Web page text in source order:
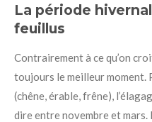
La période
feuillus
Contrairement à ce qu’on
toujours le meilleur moment.
(chêne, érable, frêne),
dire entre novembre et mars.